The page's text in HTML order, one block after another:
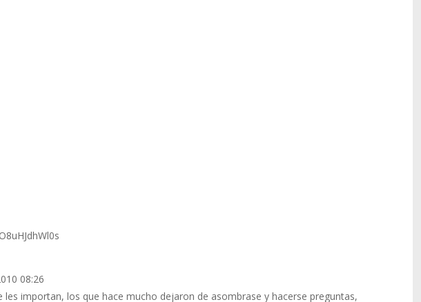
08:26
les importan, los que hace mucho dejaron de asombrase y hacerse preguntas,